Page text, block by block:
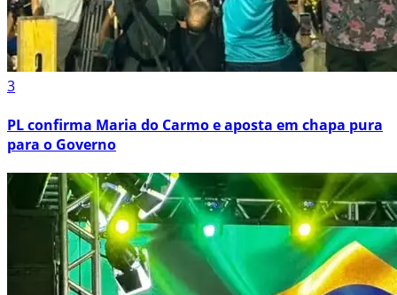
3
PL confirma Maria do Carmo e aposta em chapa pura
para o Governo